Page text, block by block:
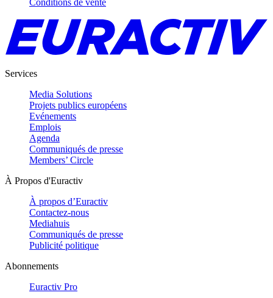
Services
Media Solutions
Projets publics européens
Evénements
Emplois
Agenda
Communiqués de presse
Members’ Circle
À Propos d'Euractiv
À propos d’Euractiv
Contactez-nous
Mediahuis
Communiqués de presse
Publicité politique
Abonnements
Euractiv Pro